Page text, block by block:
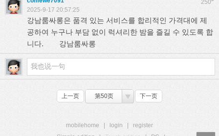
250
2025-9-17 20:57:25
강남룸싸롱은 품격 있는 서비스를 합리적인 가격대에 제
공하여 누구나 부담 없이 럭셔리한 밤을 즐길 수 있도록 합
니다. 강남룸싸롱
上一页 第50页 下一页
mobilehome login
register